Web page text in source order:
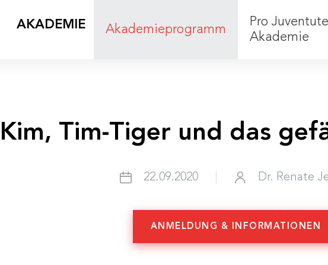
Akademieprogramm
Pro Juventute
Akademie
AKADEMIE
Kim, Tim-Tiger und das
22.09.2020 Dr. Renate
ANMELDUNG & INFORMATIONEN